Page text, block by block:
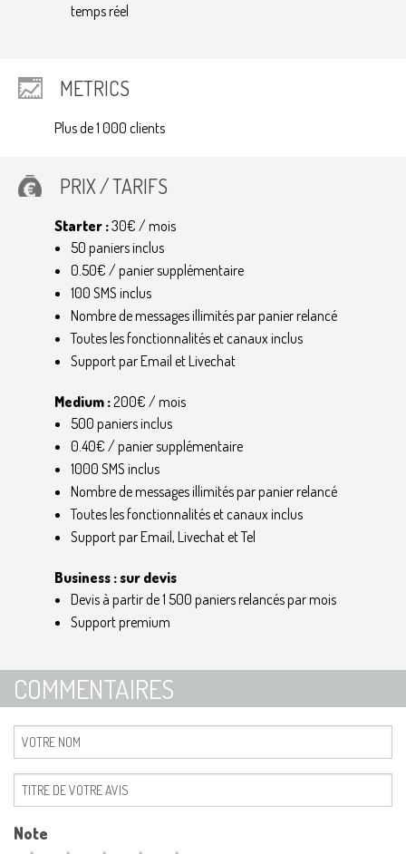
temps réel
METRICS
Plus de 1 000 clients
PRIX / TARIFS
Starter :30€ / mois
50 paniers inclus
0.50€ / panier supplémentaire
100 SMS inclus
Nombre de messages illimités par panier relancé
Toutes les fonctionnalités et canaux inclus
Support par Email et Livechat
Medium :200€ / mois
500 paniers inclus
0.40€ / panier supplémentaire
1000 SMS inclus
Nombre de messages illimités par panier relancé
Toutes les fonctionnalités et canaux inclus
Support par Email, Livechat et Tel
Business : sur devis
Devis à partir de 1 500 paniers relancés par mois
Support premium
COMMENTAIRES
Note